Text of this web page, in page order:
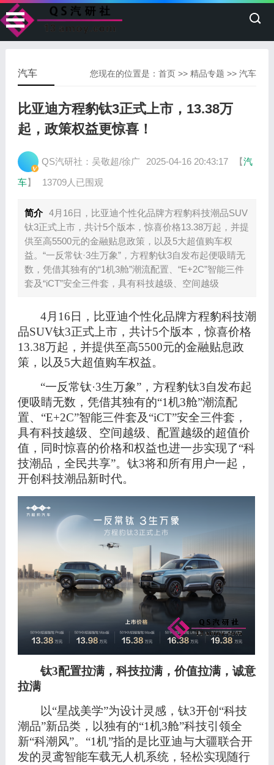
您现在的位置是：首页 >>精品专题 >>汽车
汽车
比亚迪方程豹钛3正式上市，13.38万
起，政策权益更惊喜！
QS汽研社：吴敬超/徐广 2025-04-16 20:43:17 【汽
车】 13709人已围观
简介 4月16日，比亚迪个性化品牌方程豹科技潮品SUV
钛3正式上市，共计5个版本，惊喜价格13.38万起，并提
供至高5500元的金融贴息政策，以及5大超值购车权
益。“一反常钛·3生万象”，方程豹钛3自发布起便吸睛无
数，凭借其独有的“1机3舱”潮流配置、“E+2C”智能三件
套及“iCT”安全三件套，具有科技越级、空间越级
4月16日，比亚迪个性化品牌方程豹科技潮
品SUV钛3正式上市，共计5个版本，惊喜价格
13.38万起，并提供至高5500元的金融贴息政
策，以及5大超值购车权益。
“一反常钛·3生万象”，方程豹钛3自发布起
便吸睛无数，凭借其独有的“1机3舱”潮流配
置、“E+2C”智能三件套及“iCT”安全三件套，
具有科技越级、空间越级、配置越级的超值价
值，同时惊喜的价格和权益也进一步实现了“科
技潮品，全民共享”。钛3将和所有用户一起，
开创 科技潮品新时代。
钛3配置拉满，科技拉满，价值拉满，诚意
拉满
以“星战美学”为设计灵感，钛3开创“科技
潮品”新品类，以独有的“1机3舱”科技引领全
新“科潮风”。“1机”指的是比亚迪与大疆联合开
发的灵鸢智能车载无人机系统，轻松实现随行